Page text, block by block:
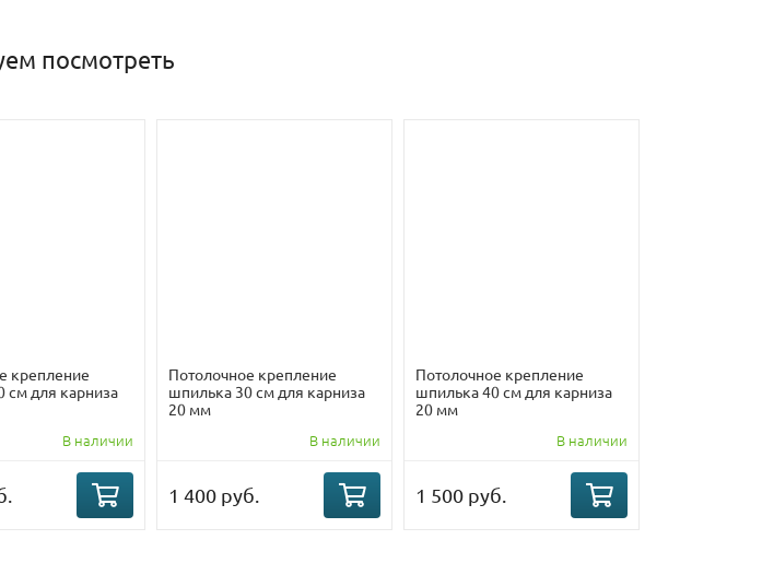
посмотреть
крепление
см для карниза
В наличии
Потолочное крепление
шпилька 30 см для карниза
20 мм
В наличии
1 400 руб.
Потолочное крепление
шпилька 40 см для карниза
20 мм
В наличии
1 500 руб.